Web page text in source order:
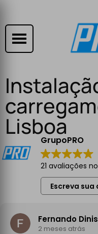
Lisboa
GrupoPRO
21 avaliações
Escreva
Fernando Dinis
2 meses atrás